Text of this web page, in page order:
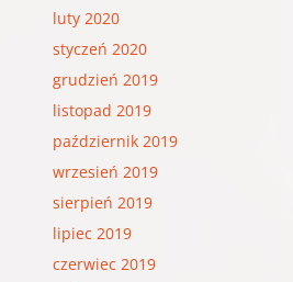
luty 2020
styczeń 2020
grudzień 2019
listopad 2019
październik 2019
wrzesień 2019
sierpień 2019
lipiec 2019
czerwiec 2019